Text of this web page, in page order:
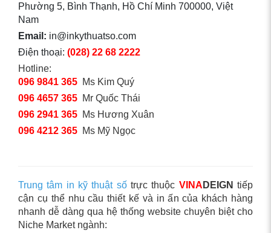
Phường 5, Bình Thạnh, Hồ Chí Minh 700000, Việt
Nam
Email: in@inkythuatso.com
Điện thoại: (028) 22 68 2222
Hotline:
096 9841 365 Ms Kim Quý
096 4657 365 Mr Quốc Thái
096 2941 365 Ms Hương Xuân
096 4212 365 Ms Mỹ Ngọc
Trung tâm in kỹ thuật sốtrực thuộc VINA DEIGN tiếp
cận cụ thể nhu cầu thiết kế và in ấn của khách hàng
nhanh dễ dàng qua hệ thống website chuyên biệt cho
Niche Market ngành: